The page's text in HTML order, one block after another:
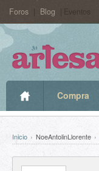
Foros Blog | Eventos
Compra
Inicio › NoeAntolinLlorente ›